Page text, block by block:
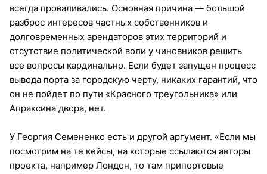
всегда проваливались. Основная причина — большой
разброс интересов частных собственников и
долговременных арендаторов этих территорий и
отсутствие политической воли у чиновников решить
все вопросы кардинально. Если будет запущен процесс
вывода порта за городскую черту, никаких гарантий, что
он не пойдет по пути «Красного треугольника» или
Апраксина двора, нет.
У Георгия Семененко есть и другой аргумент. «Если мы
посмотрим на те кейсы, на которые ссылаются авторы
проекта, например Лондон, то там припортовые